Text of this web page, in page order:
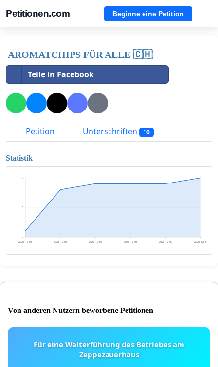
Petitionen.com Beginne eine Petition
AROMATCHIPS FÜR ALLE 🇨🇭
Teile in Facebook
Petition Unterschriften 10
Statistik
0
5
10
2025-12-05 2025-12-06 2025-12-07 2025-12-08 2025-12-09 2025-12-10
Von anderen Nutzern beworbene Petitionen
Für eine Weiterführung des Betriebes am
Zeppezauerhaus